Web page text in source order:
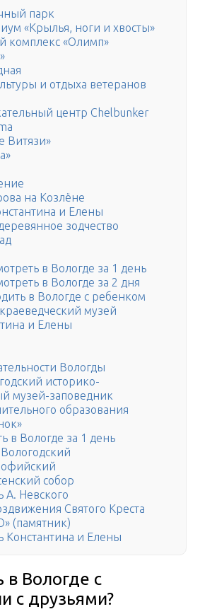
парк
«Крылья, ноги и хвосты»
комплекс «Олимп»
и отдыха ветеранов
центр Chelbunker
Витязи»
на Козлёне
и Елены
зодчество
в Вологде за 1 день
в Вологде за 2 дня
в Вологде с ребенком
музей
и Елены
Вологды
историко-
музей-заповедник
образования
в Вологде за 1 день
собор
А. Невского
Святого Креста
(памятник)
Константина и Елены
в Вологде с
с друзьями?